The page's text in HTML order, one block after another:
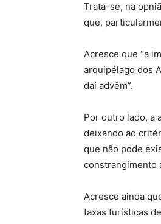
Trata-se, na
que,
Acresce que “a
arquipélago dos
daí advêm”.
Por outro lado, a
deixando ao
que não pode
constrangimento
Acresce ainda
taxas turísticas